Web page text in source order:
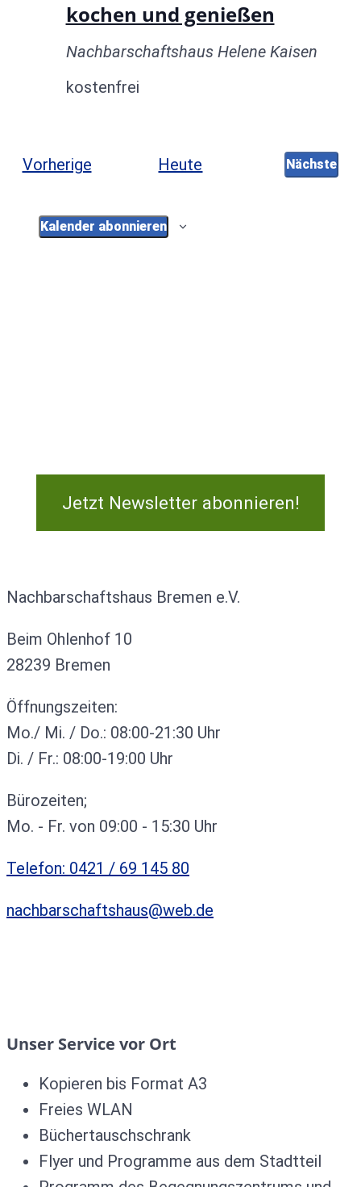
kochen und genießen
Nachbarschaftshaus Helene Kaisen
kostenfrei
VorherigeVeranstaltungen
Heute
Nächste
Kalender abonnieren
Jetzt Newsletter abonnieren!
Nachbarschaftshaus Bremen e.V.
Beim Ohlenhof 10
28239 Bremen
Öffnungszeiten:
Mo./ Mi. / Do.: 08:00-21:30 Uhr
Di. / Fr.: 08:00-19:00 Uhr
Bürozeiten;
Mo. - Fr. von 09:00 - 15:30 Uhr
Telefon: 0421 / 69 145 80
nachbarschaftshaus@web.de
Unser Service vor Ort
Kopieren bis Format A3
Freies WLAN
Büchertauschschrank
Flyer und Programme aus dem Stadtteil